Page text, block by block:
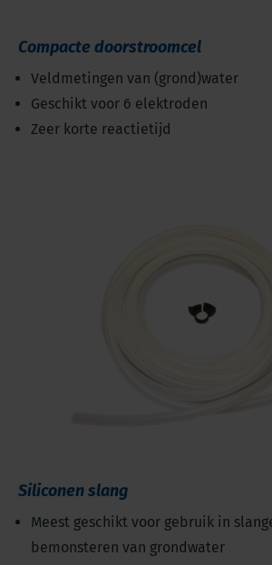
Compacte doorstroomcel
Veldmetingen van (grond)water
Geschikt voor 6 elektroden
Zeer korte reactietijd
Siliconen slang
Meest geschikt voor gebruik in
bemonsteren van grondwater